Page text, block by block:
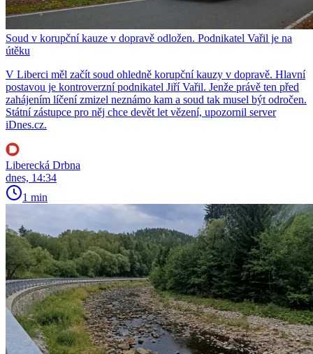
Soud v korupční kauze v dopravě odložen. Podnikatel Vařil je na
útěku
V Liberci měl začít soud ohledně korupční kauzy v dopravě. Hlavní
postavou je kontroverzní podnikatel Jiří Vařil. Jenže právě ten před
zahájením líčení zmizel neznámo kam a soud tak musel být odročen.
Státní zástupce pro něj chce devět let vězení, upozornil server
iDnes.cz.
Liberecká Drbna
dnes, 14:34
1 min